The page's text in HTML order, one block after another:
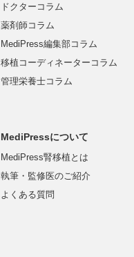
ドクターコラム
薬剤師コラム
MediPress編集部コラム
移植コーディネーターコラム
管理栄養士コラム
MediPressについて
MediPress腎移植とは
執筆・監修医のご紹介
よくある質問